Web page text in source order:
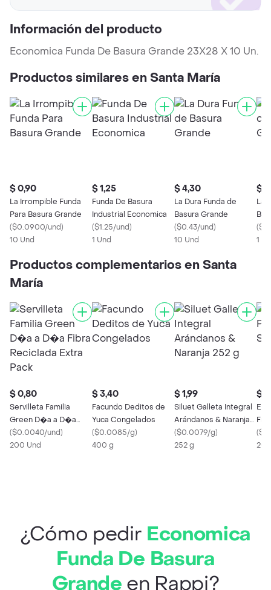
Información del producto
Economica Funda De Basura Grande 23X28 X 10 Un.
Productos similares en Santa María
$ 0,90
La Irrompible Funda
Para Basura Grande
($0.0900/und)
10 Und
$ 1,25
Funda De Basura
Industrial Economica
($1.25/und)
1 Und
$ 4,30
La Dura Funda de
Basura Grande
($0.43/und)
10 Und
$
La
(
1 X
Productos complementarios en Santa
María
$ 0,80
Servilleta Familia
Green D�a a D�a
Fibra Reciclada Extra
Pack
($0.0040/und)
200 Und
$ 3,40
Facundo Deditos de
Yuca Congelados
($0.0085/g)
400 g
$ 1,99
Siluet Galleta Integral
Arándanos & Naranja
252 g
($0.0079/g)
252 g
$
El
(
¿Cómo pedir Economica
Funda De Basura
Grande en Rappi?